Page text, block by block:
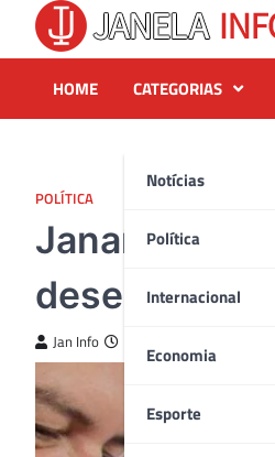
content
HOME CATEGORIAS
Notícias
Política
Internacional
Economia
Esporte
POLÍTICA
Janaína
Jan Info